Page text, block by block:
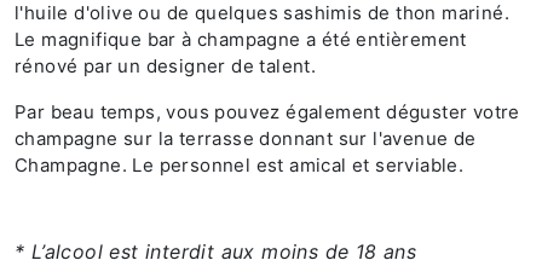
l'huile d'olive ou de quelques sashimis de thon mariné.
Le magnifique bar à champagne a été entièrement
rénové par un designer de talent.
Par beau temps, vous pouvez également déguster votre
champagne sur la terrasse donnant sur l'avenue de
Champagne. Le personnel est amical et serviable.
* L’alcool est interdit aux moins de 18 ans